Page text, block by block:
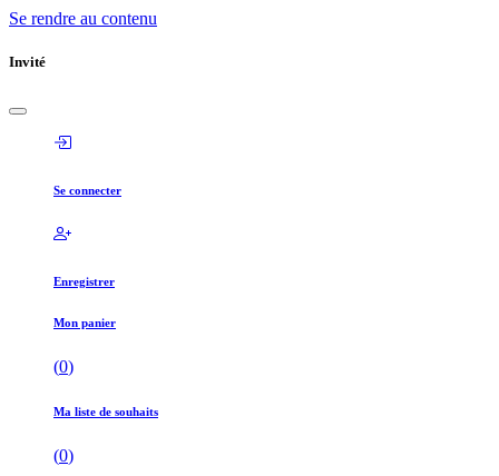
Se rendre au contenu
Invité
Se connecter
Enregistrer
Mon panier
(0)
Ma liste de souhaits
(0)